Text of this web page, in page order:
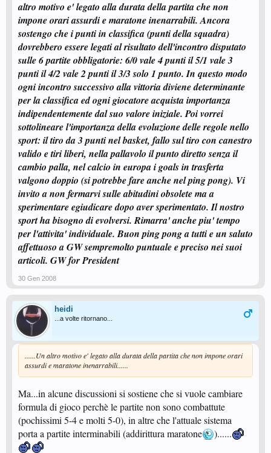
altro motivo e' legato alla durata della partita che non
impone orari assurdi e maratone inenarrabili. Ancora
sostengo che i punti in classifica (punti della squadra)
dovrebbero essere legati al risultato dell'incontro disputato
sulle 6 partite obbligatorie: 6/0 vale 4 punti il 5/1 vale 3
punti il 4/2 vale 2 punti il 3/3 solo 1 punto. In questo modo
ogni incontro successivo alla vittoria diviene determinante
per la classifica ed ogni giocatore acquista importanza
indipendentemente dal suo valore iniziale. Poi vorrei
sottolineare l'importanza della evoluzione delle regole nello
sport: il tiro da 3 punti nel basket, fallo sul tiro con canestro
valido e tiri liberi, nella pallavolo il punto diretto senza il
cambio palla, nel calcio in europa i goals in trasferta
valgono doppio (si potrebbe fare anche nel ping pong). Vi
invito a non fermarvi sulle abitudini obsolete ma a
sperimentare egiudicare dopo aver sperimentato. Il nostro
sport ha bisogno di evolversi. Rimarra' anche piu' tempo
per l'attivita' individuale. Buon ping pong a tutti e un saluto
affettuoso a GW sempremolto puntuale e preciso nei suoi
articoli. GW for President
30 Gen 2008
heidi
...a volte ritornano...
......Un altro motivo e' legato alla durata della partita che non impone orari
assurdi e maratone inenarrabili......
Ma...in alcune discussioni si sostiene che si vuole cambiare
formula di gioco perchè le partite non sono combattute
(pochissimi 5-4 e molti 5-0), in altre che l'attuale sistema
porta a partite interminabili (addirittura maratone
)......